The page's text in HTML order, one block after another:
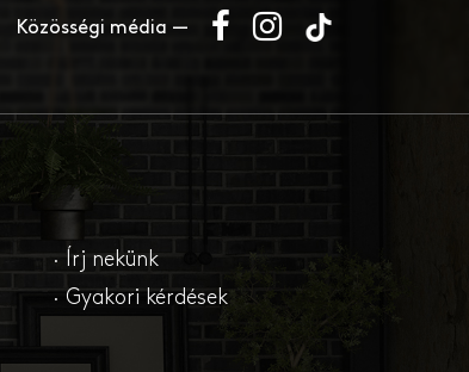
Közösségi média —
· Írj nekünk
· Gyakori kérdések